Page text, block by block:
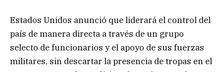
Estados Unidos anunció que liderará el control del
país de manera directa a través de un grupo
selecto de funcionarios y el apoyo de sus fuerzas
militares, sin descartar la presencia de tropas en el